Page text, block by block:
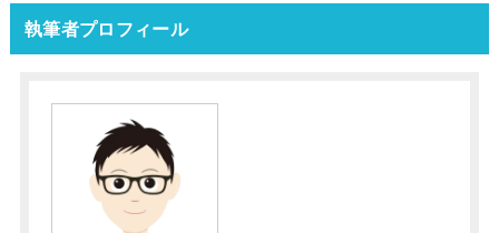
執筆者プロフィール